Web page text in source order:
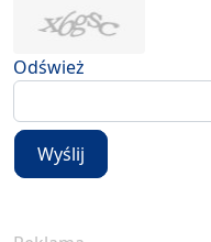
Odśwież
Wyślij